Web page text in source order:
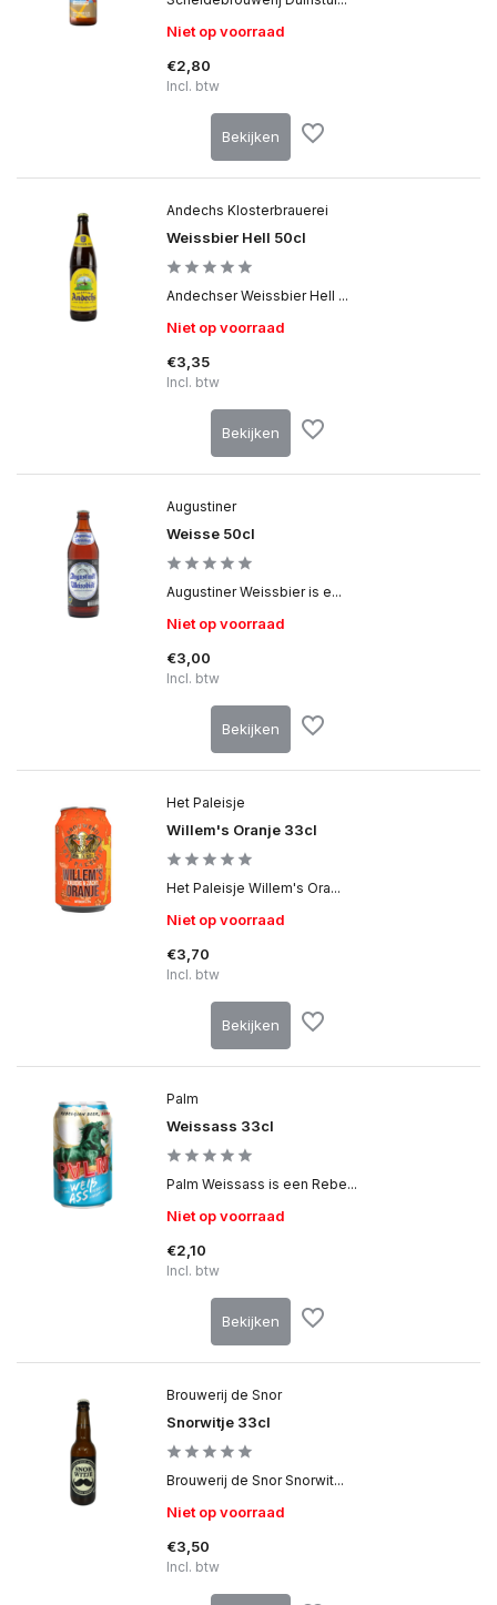
Niet op voorraad
€2,80
Incl. btw
Bekijken
Andechs Klosterbrauerei
Weissbier Hell 50cl
Andechser Weissbier Hell ...
Niet op voorraad
€3,35
Incl. btw
Bekijken
Augustiner
Weisse 50cl
Augustiner Weissbier is e...
Niet op voorraad
€3,00
Incl. btw
Bekijken
Het Paleisje
Willem's Oranje 33cl
Het Paleisje Willem's Ora...
Niet op voorraad
€3,70
Incl. btw
Bekijken
Palm
Weissass 33cl
Palm Weissass is een Rebe...
Niet op voorraad
€2,10
Incl. btw
Bekijken
Brouwerij de Snor
Snorwitje 33cl
Brouwerij de Snor Snorwit...
Niet op voorraad
€3,50
Incl. btw